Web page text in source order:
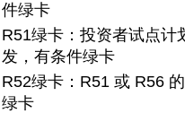
件绿卡
R51绿卡： 投资者试点计
发，有条件绿卡
R52绿卡： R51 或 R56
绿卡